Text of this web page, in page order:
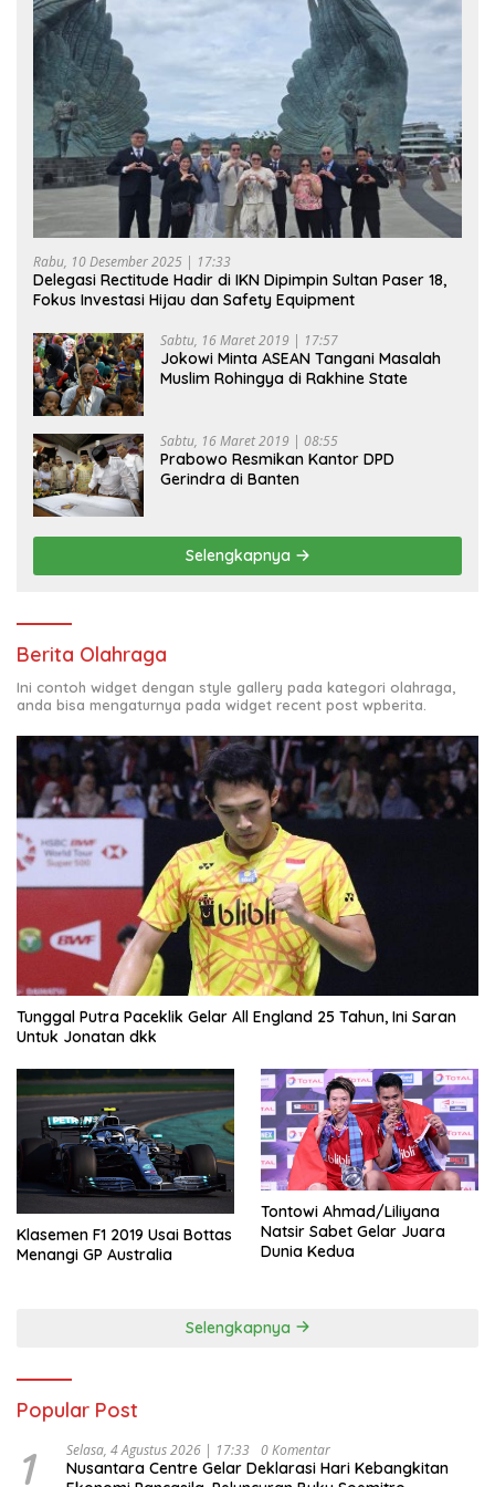
Rabu, 10 Desember 2025 | 17:33
Delegasi Rectitude Hadir di IKN Dipimpin Sultan Paser 18,
Fokus Investasi Hijau dan Safety Equipment
Sabtu, 16 Maret 2019 | 17:57
Jokowi Minta ASEAN Tangani Masalah
Muslim Rohingya di Rakhine State
Sabtu, 16 Maret 2019 | 08:55
Prabowo Resmikan Kantor DPD
Gerindra di Banten
Selengkapnya
Berita Olahraga
Ini contoh widget dengan style gallery pada kategori olahraga,
anda bisa mengaturnya pada widget recent post wpberita.
Tunggal Putra Paceklik Gelar All England 25 Tahun, Ini Saran
Untuk Jonatan dkk
Klasemen F1 2019 Usai Bottas
Menangi GP Australia
Tontowi Ahmad/Liliyana
Natsir Sabet Gelar Juara
Dunia Kedua
Selengkapnya
Popular Post
1 Selasa, 4 Agustus 2026 | 17:33 0 Komentar
Nusantara Centre Gelar Deklarasi Hari Kebangkitan